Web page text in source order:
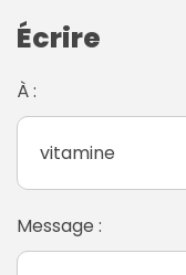
Écrire
À :
Message :